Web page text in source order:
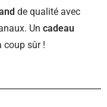
de qualité avec
Un cadeau
coup sûr !